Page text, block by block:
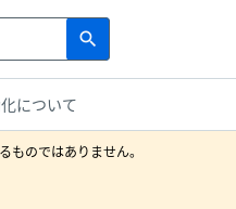
search
Search
について
のではありません。